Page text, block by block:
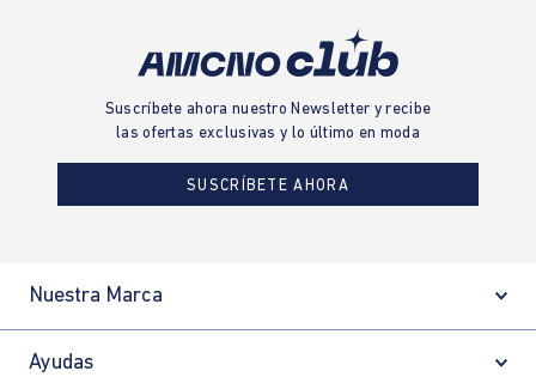
Suscríbete ahora nuestro Newsletter y recibe
las ofertas exclusivas y lo último en moda
SUSCRÍBETE AHORA
Nuestra Marca
Ayudas